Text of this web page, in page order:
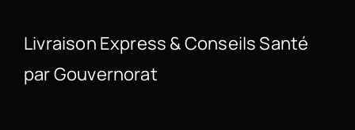
Livraison Express & Conseils Santé
par Gouvernorat